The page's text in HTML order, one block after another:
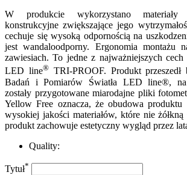
W produkcie wykorzystano materiały
konstrukcyjne zwiększające jego
cechuje się wysoką odpornością na
jest wandaloodporny. Ergonomia montażu
zawiesiach. To jedne z najważniejszych
LED line®TRI-PROOF. Produkt przeszedł
Badań i Pomiarów Światła LED line®,
zostały przygotowane miarodajne pliki
Yellow Free oznacza, że obudowa produktu
wysokiej jakości materiałów, które nie żółkną
produkt zachowuje estetyczny wygląd przez
Quality:
Tytuł*